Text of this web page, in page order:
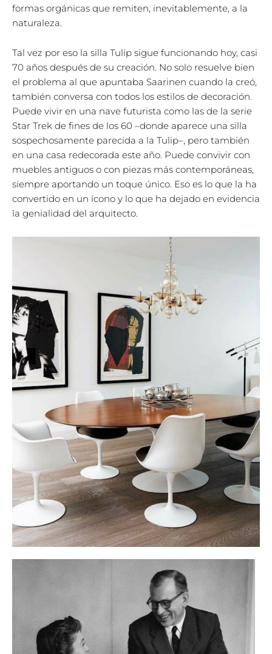
formas orgánicas que remiten, inevitablemente, a la
naturaleza.
Tal vez por eso la silla Tulip sigue funcionando hoy, casi
70 años después de su creación. No solo resuelve bien
el problema al que apuntaba Saarinen cuando la creó,
también conversa con todos los estilos de decoración.
Puede vivir en una nave futurista como las de la serie
Star Trek de fines de los 60 –donde aparece una silla
sospechosamente parecida a la Tulip–, pero también
en una casa redecorada este año. Puede convivir con
muebles antiguos o con piezas más contemporáneas,
siempre aportando un toque único. Eso es lo que la ha
convertido en un ícono y lo que ha dejado en evidencia
la genialidad del arquitecto.